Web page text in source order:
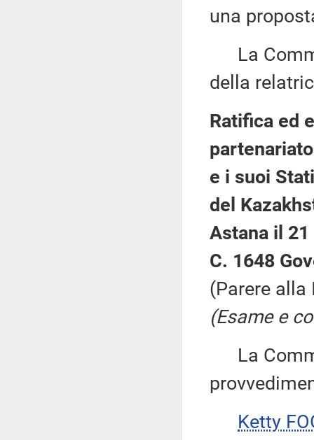
una
La
della
Ratifica ed
e i suoi
del
Astana il
C. 1648
(Parere alla
(Esame e
La
Ketty